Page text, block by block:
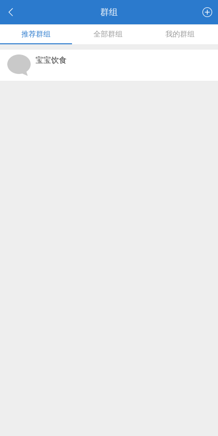
群组
推荐群组 全部群组 我的群组
宝宝饮食